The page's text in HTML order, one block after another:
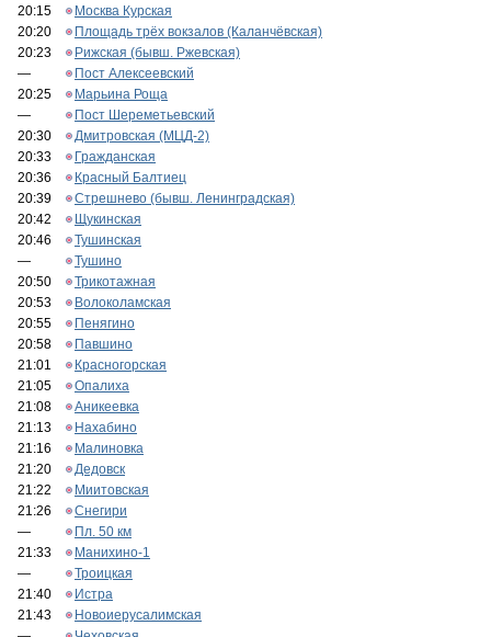
20:15
Москва Курская
20:20
Площадь трёх вокзалов (Каланчёвская)
20:23
Рижская (бывш. Ржевская)
—
Пост Алексеевский
20:25
Марьина Роща
—
Пост Шереметьевский
20:30
Дмитровская (МЦД-2)
20:33
Гражданская
20:36
Красный Балтиец
20:39
Стрешнево (бывш. Ленинградская)
20:42
Щукинская
20:46
Тушинская
—
Тушино
20:50
Трикотажная
20:53
Волоколамская
20:55
Пенягино
20:58
Павшино
21:01
Красногорская
21:05
Опалиха
21:08
Аникеевка
21:13
Нахабино
21:16
Малиновка
21:20
Дедовск
21:22
Миитовская
21:26
Снегири
—
Пл. 50 км
21:33
Манихино-1
—
Троицкая
21:40
Истра
21:43
Новоиерусалимская